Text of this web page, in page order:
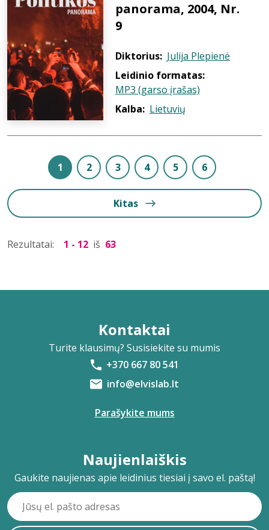
panorama, 2004, Nr.
9
Diktorius: Julija Plepienė
Leidinio formatas:
MP3 (garso įrašas)
Kalba: Lietuvių
1 2 3 4 5 6
Kitas
Rezultatai: 1 - 12 iš 63
Kontaktai
Turite klausimų? Susisiekite su mumis
+370 667 80 541
info@elvislab.lt
Parašykite mums
Naujienlaiškis
Gaukite naujienas apie leidinius tiesiai į savo el. paštą!